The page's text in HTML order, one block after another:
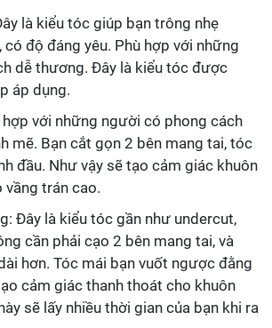
là kiểu tóc giúp bạn trông nhẹ
có độ đáng yêu. Phù hợp với những
dễ thương. Đây là kiểu tóc được
áp dụng.
hợp với những người có phong cách
mẽ. Bạn cắt gọn 2 bên mang tai, tóc
đầu. Như vậy sẽ tạo cảm giác khuôn
vầng trán cao.
Đây là kiểu tóc gần như undercut,
cần phải cạo 2 bên mang tai, và
hơn. Tóc mái bạn vuốt ngược đằng
cảm giác thanh thoát cho khuôn
sẽ lấy nhiều thời gian của bạn khi ra